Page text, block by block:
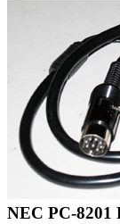
NEC PC-8201